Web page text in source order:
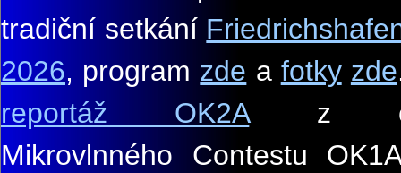
tradiční setkání
2026, program zde a fotky zde
reportáž OK2Az
Mikrovlnného Contestu